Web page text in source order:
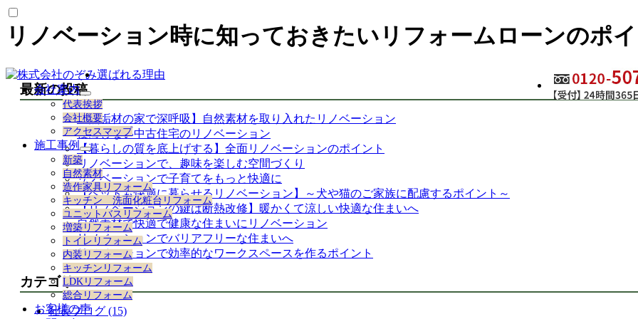
リノベーション時に知っておきたいリフォームローンのポ
選ばれる理由
会社案内
サ
ブ
メ
ニ
ュ
ー
を
展
開
代表挨拶
会社概要
アクセスマップ
施工事例
サ
ブ
メ
ニ
ュ
ー
を
展
開
新築
自然素材
造作家具リフォーム
キッチン 洗面化粧台リフォーム
ユニットバスリフォーム
増築リフォーム
トイレリフォーム
内装リフォーム
キッチンリフォーム
LDKリフォーム
総合リフォーム
お客様の声
最新の投稿
【無垢材の家で深呼吸】自然素材を取り入れたリノベーション
後悔しない中古住宅のリノベーション
【暮らしの質を底上げする】全面リノベーションのポイント
リノベーションで、趣味を楽しむ空間づくり
リノベーションで子育てをもっと快適に
【ペットも快適に暮らせるリノベーション】～犬や猫のご家族に配慮するポイント～
【リノベーションの鍵は断熱改修】暖かくて涼しい快適な住まいへ
自然素材で快適で健康な住まいにリノベーション
リノベーションでバリアフリーな住まいへ
リノベーションで効率的なワークスペースを作るポイント
カテゴリー
社長ブログ (15)